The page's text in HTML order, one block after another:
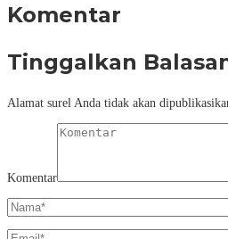
Komentar
Tinggalkan
Alamat surel Anda tidak akan
Komentar